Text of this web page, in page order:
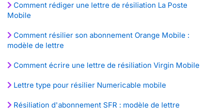
Comment rédiger une lettre de résiliation La Poste
Mobile
Comment résilier son abonnement Orange Mobile :
modèle de lettre
Comment écrire une lettre de résiliation Virgin Mobile
Lettre type pour résilier Numericable mobile
Résiliation d'abonnement SFR : modèle de lettre